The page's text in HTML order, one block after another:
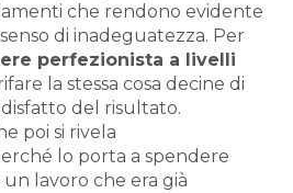
che rendono evidente
di inadeguatezza. Per
perfezionista a livelli
la stessa cosa decine di
del risultato.
poi si rivela
lo porta a spendere
lavoro che era già